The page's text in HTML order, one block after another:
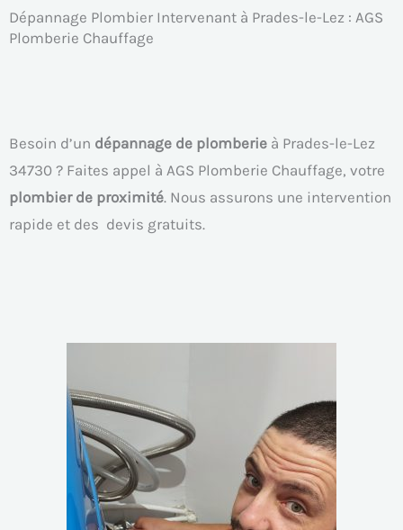
Dépannage Plombier Intervenant à Prades-le-Lez : AGS
Plomberie Chauffage
Besoin d’un dépannage de plomberie à Prades-le-Lez
34730 ? Faites appel à AGS Plomberie Chauffage, votre
plombier de proximité. Nous assurons une intervention
rapide et des devis gratuits.